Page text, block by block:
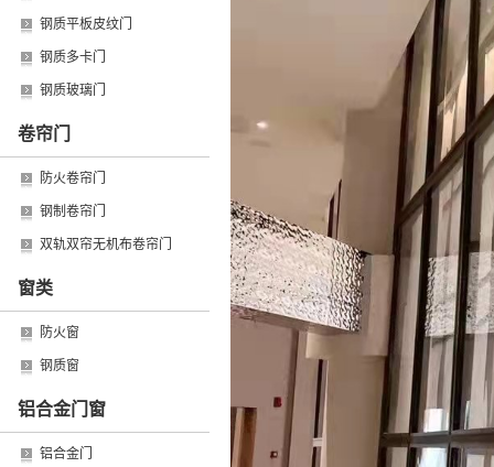
钢质平板皮纹门
钢质多卡门
钢质玻璃门
卷帘门
防火卷帘门
钢制卷帘门
双轨双帘无机布卷帘门
窗类
防火窗
钢质窗
铝合金门窗
铝合金门